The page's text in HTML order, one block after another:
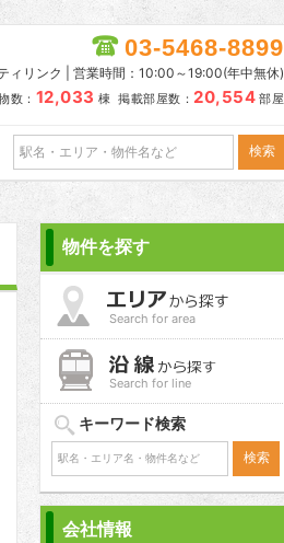
03-5468-8899
ィリンク | 営業時間：10:00～19:00(年中無休)
数： 12,033 棟 掲載部屋数： 20,554 部屋
物件を探す
Search for area
Search for line
キーワード検索
会社情報